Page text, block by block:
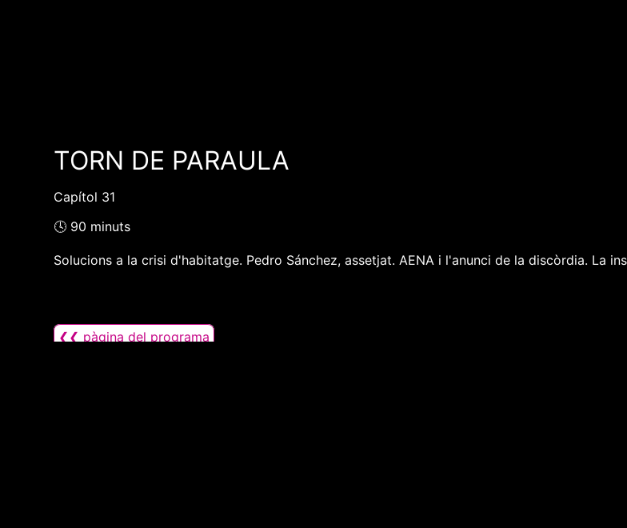
TORN DE PARAULA
Capítol 31
🕓 90 minuts
Solucions a la crisi d'habitatge. Pedro Sánchez, assetjat. AENA i l'anunci de la discòrdia. La
❮❮ pàgina del programa